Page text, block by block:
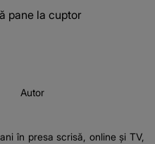
pane la cuptor
Autor
în presa scrisă, online și TV,